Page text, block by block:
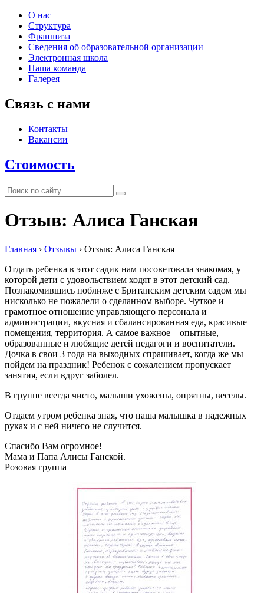
О нас
Структура
Франшиза
Сведения об образовательной организации
Электронная школа
Наша команда
Галерея
Связь с нами
Контакты
Вакансии
Стоимость
Отзыв: Алиса Ганская
Главная › Отзывы › Отзыв: Алиса Ганская
Отдать ребенка в этот садик нам посоветовала знакомая, у
которой дети с удовольствием ходят в этот детский сад.
Познакомившись поближе с Британским детским садом мы
нисколько не пожалели о сделанном выборе. Чуткое и
грамотное отношение управляющего персонала и
администрации, вкусная и сбалансированная еда, красивые
помещения, территория. А самое важное – опытные,
образованные и любящие детей педагоги и воспитатели.
Дочка в свои 3 года на выходных спрашивает, когда же мы
пойдем на праздник! Ребенок с сожалением пропускает
занятия, если вдруг заболел.
В группе всегда чисто, малыши ухожены, опрятны, веселы.
Отдаем утром ребенка зная, что наша малышка в надежных
руках и с ней ничего не случится.
Спасибо Вам огромное!
Мама и Папа Алисы Ганской.
Розовая группа